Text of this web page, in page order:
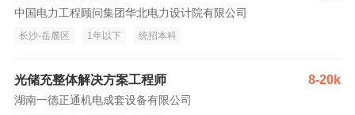
中国电力工程顾问集团华北电力设计院有限公司
长沙-岳麓区 1年以下 统招本科
光储充整体解决方案工程师 8-20k
湖南一德正通机电成套设备有限公司